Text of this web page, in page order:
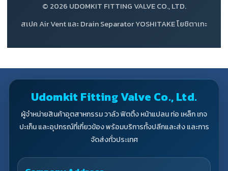
© 2026 UDOMKIT FITTING VALVE CO., LTD.
สเปค Air Vent และ Drain Separator YOSHITAKE โยชิตาเกะ
Udomkit Fitting Valve Co., Ltd.
ผู้จำหน่ายสินค้าอุตสาหกรรม วาล์ว ฟิตติ้ง หน้าแปลน ท่อ เหล็ก เกจ
ปะเก็น และอุปกรณ์ที่เกี่ยวข้อง พร้อมบริการทั้งปลีกและส่ง และการ
จัดส่งทั่วประเทศ